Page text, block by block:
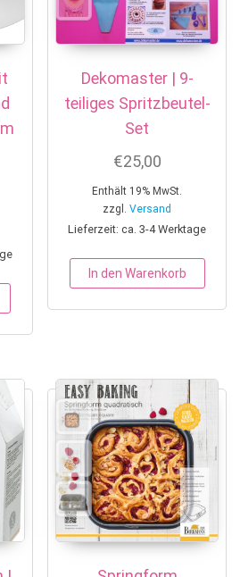
Dekomaster | 9-
teiliges Spritzbeutel-
Set
€25,00
Enthält 19% MwSt.
zzgl.Versand
Lieferzeit: ca. 3-4 Werktage
In den Warenkorb